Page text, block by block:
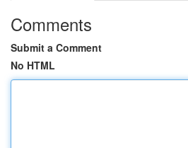
Comments
Submit a Comment
No HTML